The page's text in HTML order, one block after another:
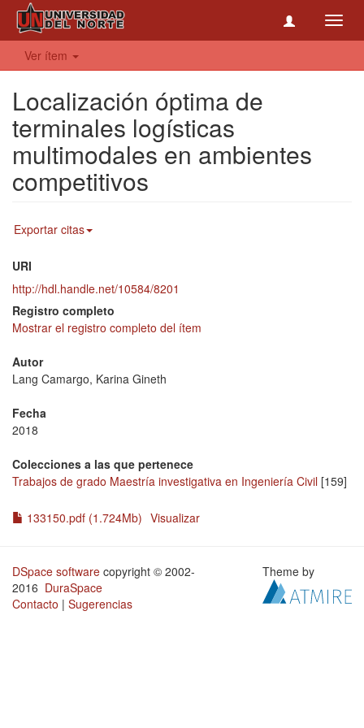
Ver ítem
Localización óptima de
terminales logísticas
multimodales en ambientes
competitivos
Exportar citas
URI
http://hdl.handle.net/10584/8201
Registro completo
Mostrar el registro completo del ítem
Autor
Lang Camargo, Karina Gineth
Fecha
2018
Colecciones a las que pertenece
Trabajos de grado Maestría investigativa en Ingeniería Civil [159]
133150.pdf (1.724Mb) Visualizar
DSpace software copyright © 2002-
2016 DuraSpace
Contacto | Sugerencias
Theme by